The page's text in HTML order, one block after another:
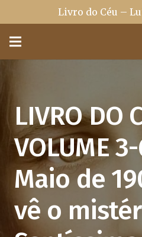
Livro do Céu –
LIVRO DO
VOLUME
Maio de
vê o